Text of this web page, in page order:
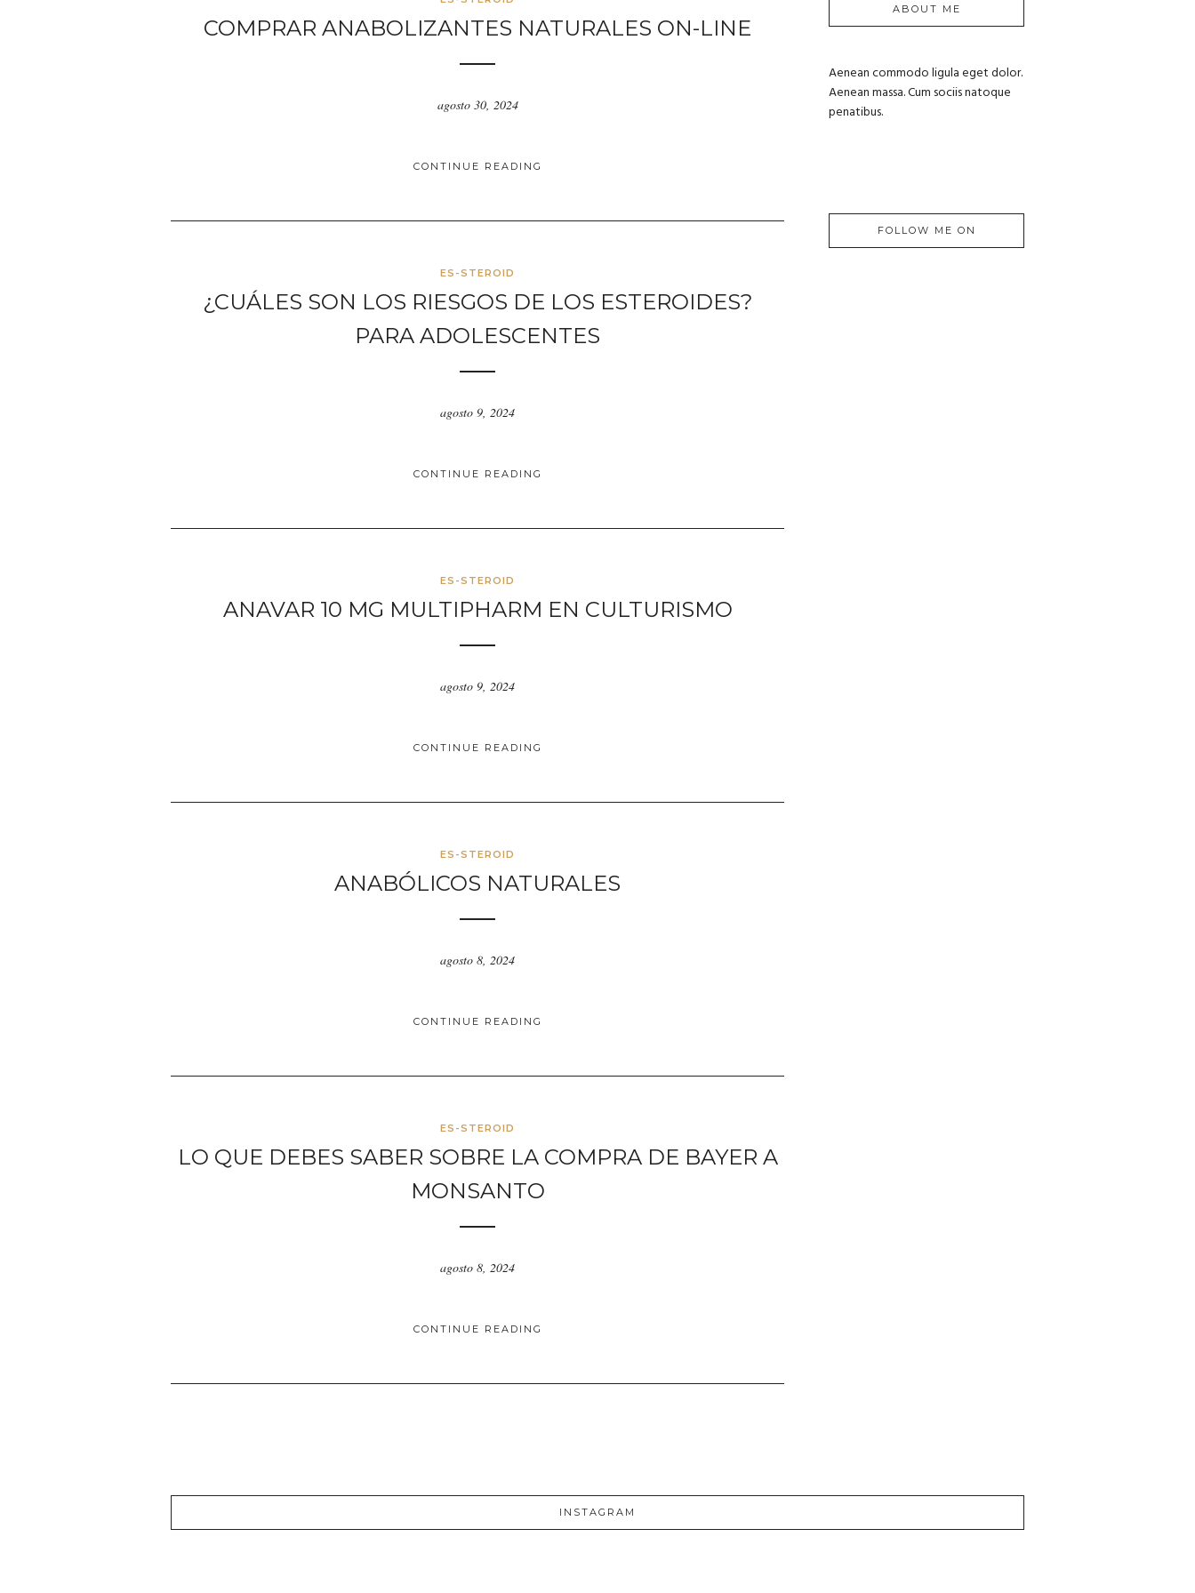
COMPRAR ANABOLIZANTES NATURALES ON-LINE
agosto 30, 2024
CONTINUE READING
ES-STEROID
¿CUÁLES SON LOS RIESGOS DE LOS ESTEROIDES?
PARA ADOLESCENTES
agosto 9, 2024
CONTINUE READING
ES-STEROID
ANAVAR 10 MG MULTIPHARM EN CULTURISMO
agosto 9, 2024
CONTINUE READING
ES-STEROID
ANABÓLICOS NATURALES
agosto 8, 2024
CONTINUE READING
ES-STEROID
LO QUE DEBES SABER SOBRE LA COMPRA DE BAYER A
MONSANTO
agosto 8, 2024
CONTINUE READING
ABOUT ME
Aenean commodo ligula eget dolor.
Aenean massa. Cum sociis natoque
penatibus.
FOLLOW ME ON
INSTAGRAM